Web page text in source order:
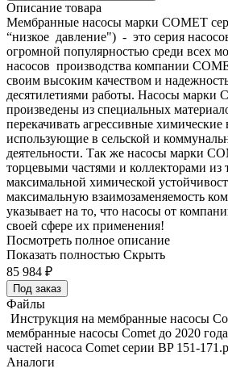
Описание товара
Мембранные насосы марки COMET
“низкое давление") - это серия
огромной популярностью среди всех
насосов производства компании
своим высоким качеством и
десятилетиями работы. Насосы марки
произведены из специальных
перекачивать агрессивные химические
использующие в сельской и
деятельности. Так же насосы марки
торцевыми частями и коллекторами из
максимальной химической
максимальную взаимозаменяемость
указывает на то, что насосы от
своей сфере их применения!
Посмотреть полное описание
Показать полностью Скрыть
85 984 ₽
Под заказ
Файлы
Инструкция на мембранные насосы
мембранные насосы Comet до 2020 года
частей насоса Comet серии BP 151-
Аналоги